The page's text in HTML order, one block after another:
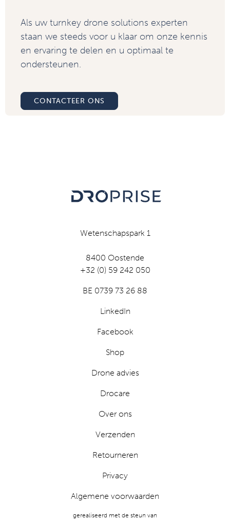
Als uw turnkey drone solutions experten
staan we steeds voor u klaar om onze kennis
en ervaring te delen en u optimaal te
ondersteunen.
CONTACTEER ONS
Wetenschapspark 1
8400 Oostende
+32 (0) 59 242 050
BE 0739 73 26 88
LinkedIn
Facebook
Shop
Drone advies
Drocare
Over ons
Verzenden
Retourneren
Privacy
Algemene voorwaarden
gerealiseerd met de steun van